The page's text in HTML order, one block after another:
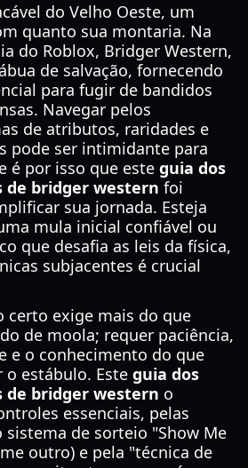
do Velho Oeste, um
quanto sua montaria. Na
do Roblox, Bridger Western,
de salvação, fornecendo
para fugir de bandidos
Navegar pelos
de atributos, raridades e
pode ser intimidante para
é por isso que este guia dos
de bridger western foi
sua jornada. Esteja
mula inicial confiável ou
que desafia as leis da física,
subjacentes é crucial
certo exige mais do que
de moola; requer paciência,
e o conhecimento do que
estábulo. Este guia dos
de bridger western o
essenciais, pelas
de sorteio "Show Me
outro) e pela "técnica de